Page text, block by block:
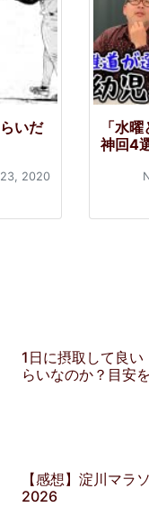
いだ
2020
「水
神回4
1日に摂取して良
らいなのか？目安
【感想】淀川マラ
2026